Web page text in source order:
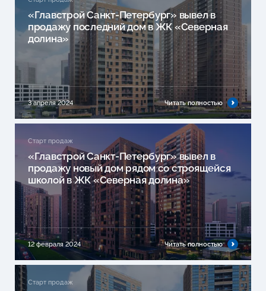
«Главстрой Санкт-Петербург» вывел в
продажу последний дом в ЖК «Северная
долина»
3 апреля 2024 Читать полностью
Старт продаж
«Главстрой Санкт-Петербург» вывел в
продажу новый дом рядом со строящейся
школой в ЖК «Северная долина»
12 февраля 2024 Читать полностью
Старт продаж